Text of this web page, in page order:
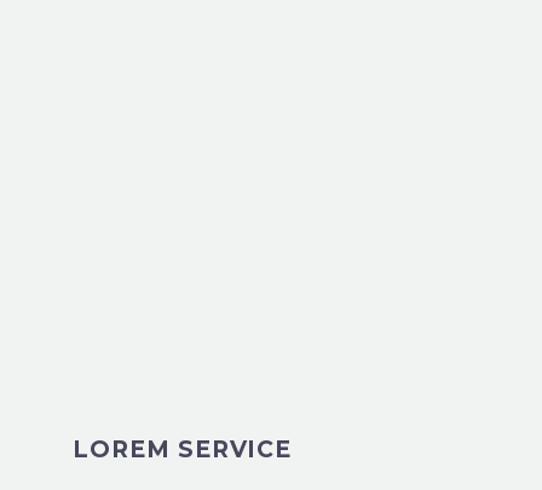
LOREM SERVICE